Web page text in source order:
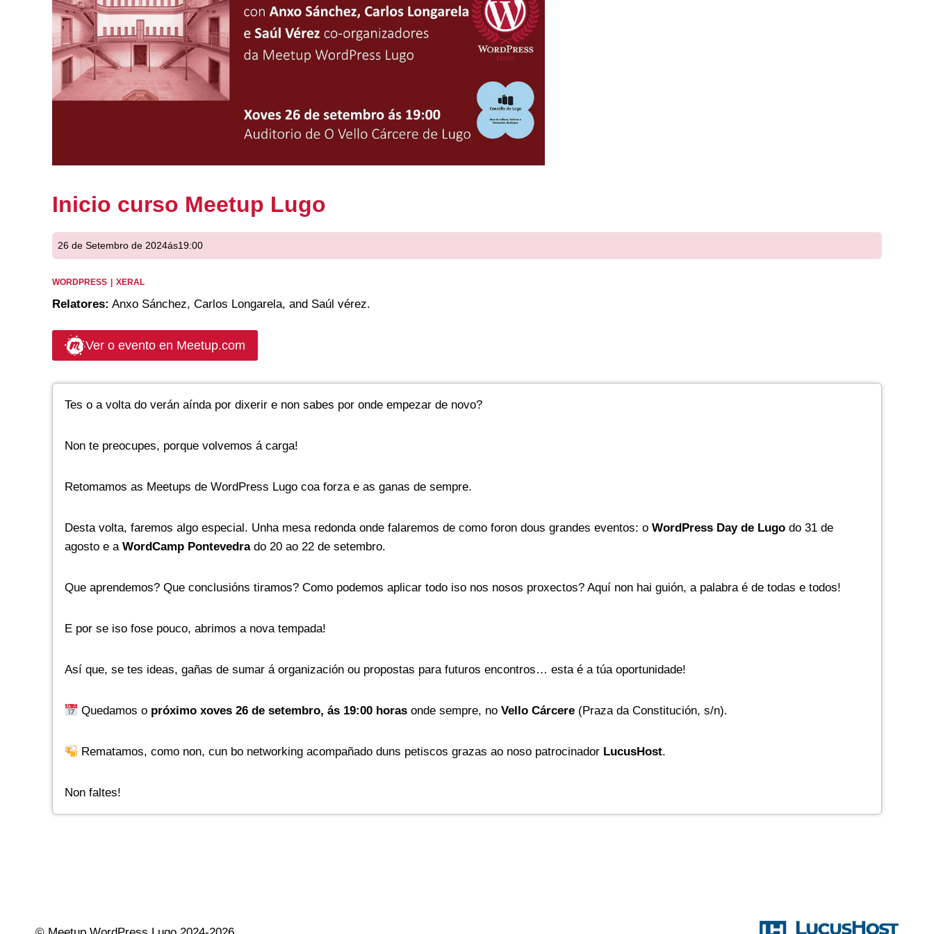
Inicio curso Meetup Lugo
26 de Setembro de 2024ás19:00
WORDPRESS XERAL
Relatores: Anxo Sánchez, Carlos Longarela, and Saúl vérez.
Ver o evento en Meetup.com
Tes o a volta do verán aínda por dixerir e non sabes por onde empezar de novo?
Non te preocupes, porque volvemos á carga!
Retomamos as Meetups de WordPress Lugo coa forza e as ganas de sempre.
Desta volta, faremos algo especial. Unha mesa redonda onde falaremos de como foron dous grandes eventos: o WordPress Day de Lugo do 31 de
agosto e a WordCamp Pontevedrado 20 ao 22 de setembro.
Que aprendemos? Que conclusións tiramos? Como podemos aplicar todo iso nos nosos proxectos? Aquí non hai guión, a palabra é de todas e todos!
E por se iso fose pouco, abrimos a nova tempada!
Así que, se tes ideas, gañas de sumar á organización ou propostas para futuros encontros… esta é a túa oportunidade!
Quedamos o próximo xoves 26 de setembro, ás 19:00 horas onde sempre, noVello Cárcere (Praza da Constitución, s/n).
Rematamos, como non, cun bo networking acompañado duns petiscos grazas ao noso patrocinador LucusHost.
Non faltes!